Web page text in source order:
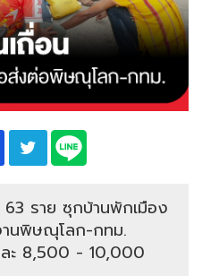
63 ราย ซุกบ้านพักเมือง
านพิษณุโลก-กทม.
ละ 8,500 - 10,000